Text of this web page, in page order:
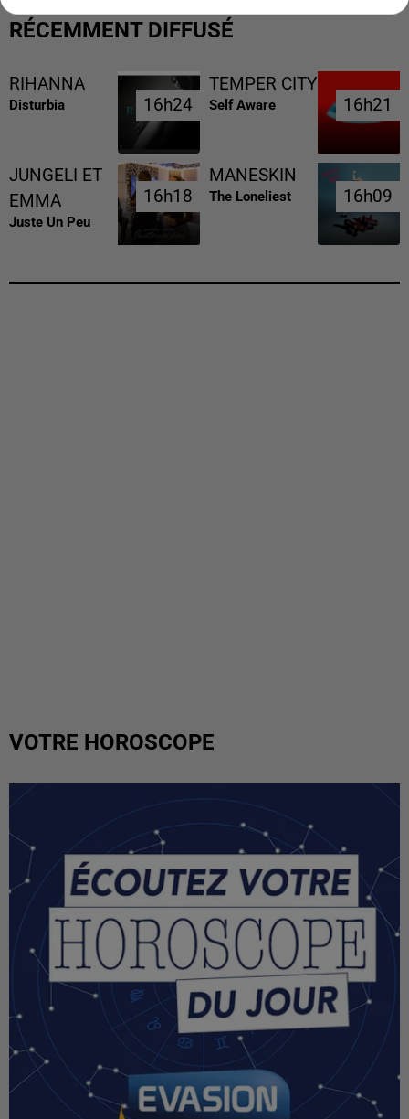
RÉCEMMENT DIFFUSÉ
RIHANNA
Disturbia 16h24
16h24
TEMPER CITY
Self Aware 16h21
16h21
JUNGELI ET
EMMA
Juste Un Peu
16h18
16h18
MANESKIN
The Loneliest 16h09
16h09
VOTRE HOROSCOPE